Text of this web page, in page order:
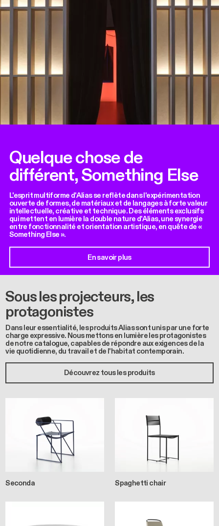
Quelque chose de
différent, Something Else
L'esprit multiforme d'Alias se reflète dans l'expérimentation
ouverte de formes, de matériaux et de langages à forte valeur
intellectuelle, créative et technique. Des éléments exclusifs
qui mettent en lumière la double nature d'Alias, une synergie
entre fonctionnalité et orientation artistique, en quête de «
Something Else ».
En savoir plus
Sous les projecteurs, les
protagonistes
Dans leur essentialité, les produits Alias sont unis par une forte
charge expressive. Nous mettons en lumière les protagonistes
de notre catalogue, capables de répondre aux exigences de la
vie quotidienne, du travail et de l'habitat contemporain.
Découvrez tous les produits
Seconda Spaghetti chair